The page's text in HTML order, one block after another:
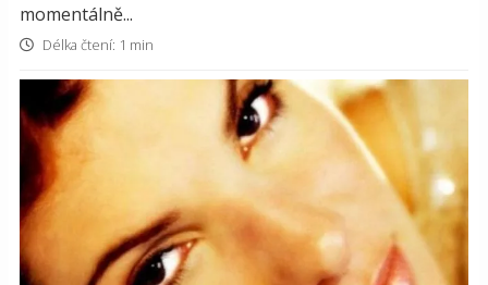
momentálně...
Délka čtení: 1 min